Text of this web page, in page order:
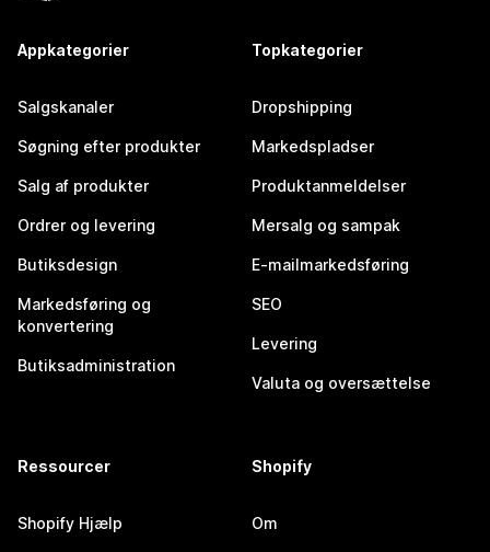
Appkategorier
Salgskanaler
Søgning efter produkter
Salg af produkter
Ordrer og levering
Butiksdesign
Markedsføring og
konvertering
Butiksadministration
Topkategorier
Dropshipping
Markedspladser
Produktanmeldelser
Mersalg og sampak
E-mailmarkedsføring
SEO
Levering
Valuta og oversættelse
Ressourcer
Shopify Hjælp
Shopify
Om